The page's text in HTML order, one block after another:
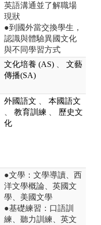
英語溝通並了解職場
現狀
●到國外當交換學生，
認識與體驗異國文化
與不同學習方式
文化培養 (AS)
文藝
傳播(SA)
外國語文
本國語文
教育訓練
歷史文
化
●文學：文學導讀、西
洋文學概論、英國文
學、美國文學
●基礎練習：口語訓
練、聽力訓練、英文